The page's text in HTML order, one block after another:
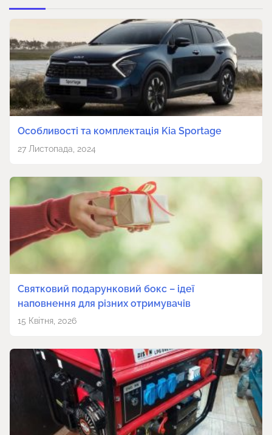
Особливості та комплектація Kia Sportage
27 Листопада, 2024
Святковий подарунковий бокс – ідеї
наповнення для різних отримувачів
15 Квітня, 2026